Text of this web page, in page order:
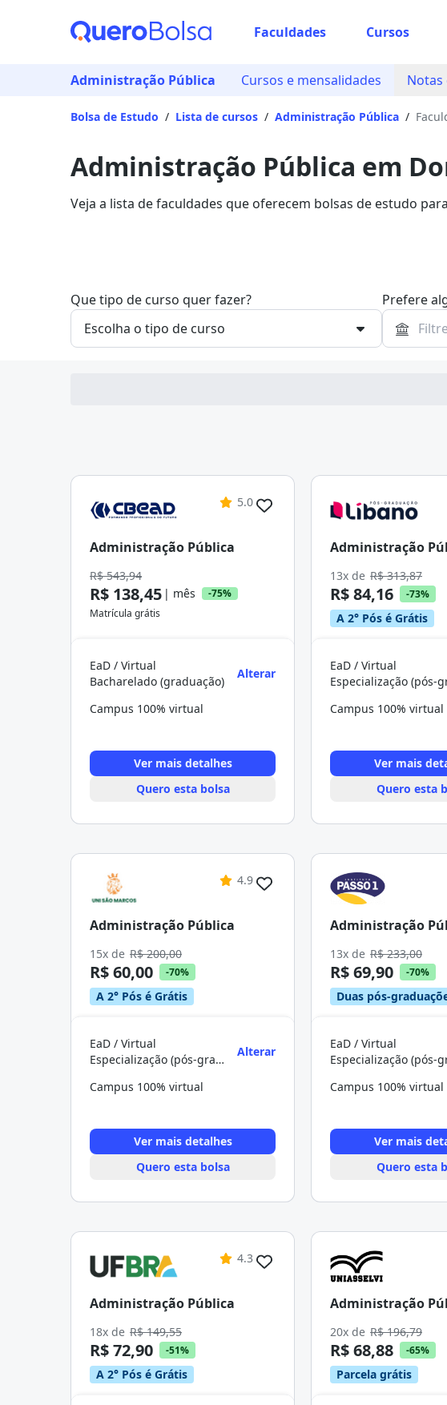
Faculdades Cursos
Administração Pública Cursos e mensalidades
Bolsa de Estudo / Lista de cursos / Administração Pública /
Administração Pública em
Veja a lista de faculdades que oferecem bolsas de estudo
Que tipo de curso quer fazer? Prefere
5.0
Administração Pública
R$ 543,94
R$ 138,45 | mês
-75%
Matrícula grátis
EaD / Virtual
Bacharelado (graduação)
Alterar
Campus 100% virtual
Ver mais detalhes
Quero esta bolsa
Administração
13x de R$ 313,87
R$ 84,16 -73%
A 2° Pós é Grátis
EaD / Virtual
Campus 100% virtual
Ver mais
Quero esta
4.9
Administração Pública
15x de R$ 200,00
R$ 60,00 -70%
A 2° Pós é Grátis
EaD / Virtual
Especialização (pós-graduação)
Alterar
Campus 100% virtual
Ver mais detalhes
Quero esta bolsa
Administração
13x de R$ 233,00
R$ 69,90 -70%
Duas pós-
EaD / Virtual
Campus 100% virtual
Ver mais
Quero esta
4.3
Administração Pública
18x de R$ 149,55
R$ 72,90 -51%
A 2° Pós é Grátis
Administração
20x de R$ 196,79
R$ 68,88 -65%
Parcela grátis